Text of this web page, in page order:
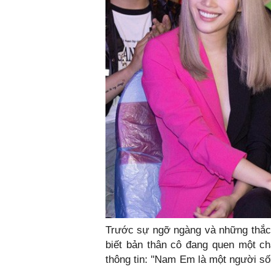
Trước sự ngỡ ngàng và những
biết bản thân cô đang quen một
thông tin: "Nam Em là một người